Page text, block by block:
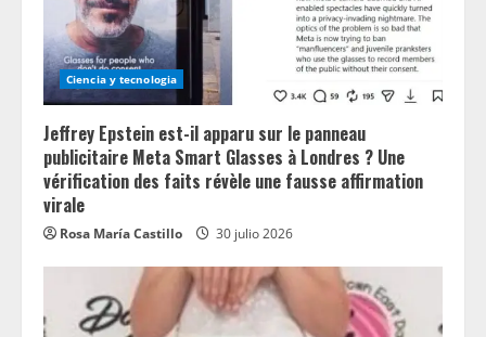
Ciencia y tecnologia
Jeffrey Epstein est-il apparu sur le panneau
publicitaire Meta Smart Glasses à Londres ? Une
vérification des faits révèle une fausse affirmation
virale
Rosa María Castillo 30 julio 2026